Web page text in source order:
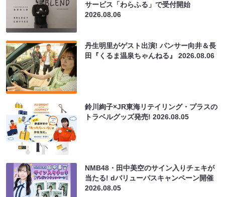
サービス「わらふる」で受付開始
2026.08.06
丹生明里がゲスト出演! パンサー向井＆長
田『くるま温泉ちゃんねる』2026.08.06
鈴川絢子×JR東海リテイリング・プラスの
トラベルグッズ発売!2026.08.05
NMB48・田中美空のサイン入りチェキが
当たる! dバリューパスキャンペーン開催
2026.08.05